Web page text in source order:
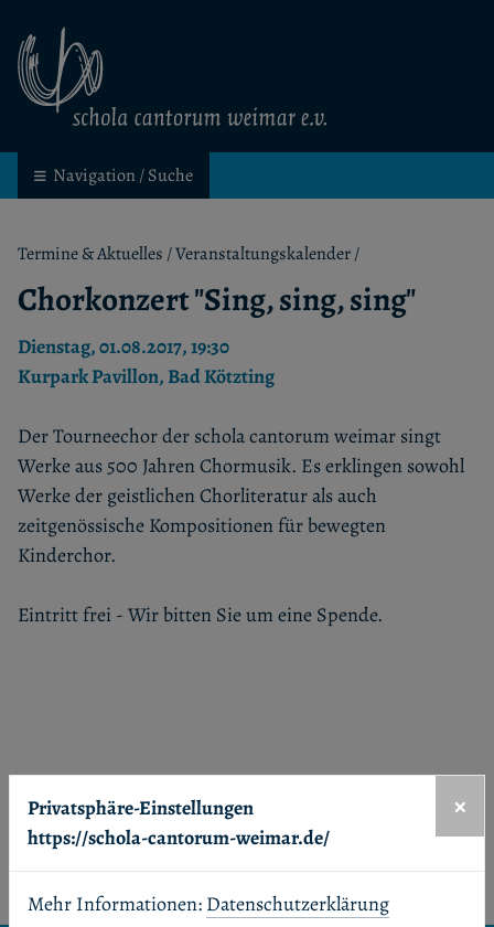
schola cantorum weimar
Navigation / Suche
Termine & Aktuelles /Veranstaltungskalender/
Chorkonzert "Sing, sing, sing"
Dienstag, 01.08.2017, 19:30
Kurpark Pavillon, Bad Kötzting
Der Tourneechor der schola cantorum weimar singt
Werke aus 500 Jahren Chormusik. Es erklingen sowohl
Werke der geistlichen Chorliteratur als auch
zeitgenössische Kompositionen für bewegten
Kinderchor.
Eintritt frei - Wir bitten Sie um eine Spende.
Unsere Profile in sozialen Netzwerken
Facebook
Privatsphäre-Einstellungen
https://schola-cantorum-weimar.de/
×
Mehr Informationen: Datenschutzerklärung